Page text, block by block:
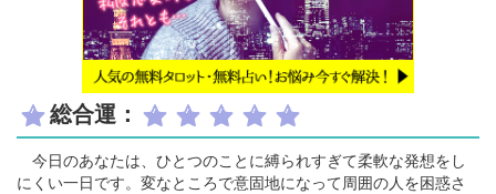
総合運：
今日のあなたは、ひとつのことに縛られすぎて柔軟な発想をし
にくい一日です。変なところで意固地になって周囲の人を困惑さ